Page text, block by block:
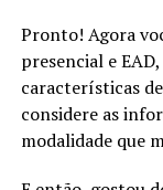
Pronto! Agora
presencial e
características de
considere as
modalidade que